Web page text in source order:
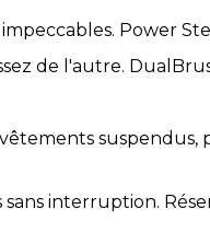
Power
de l'autre.
suspendus,
interruption.